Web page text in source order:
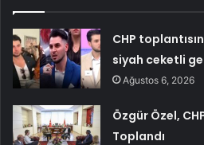
CHP
siyah ceketli
Ağustos 6, 2026
Özgür Özel,
Toplandı